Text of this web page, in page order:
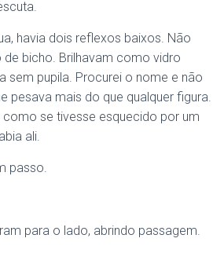
havia dois reflexos baixos. Não
bicho. Brilhavam como vidro
sem pupila. Procurei o nome e não
pesava mais do que qualquer figura.
como se tivesse esquecido por um
ali.
passo.
para o lado, abrindo passagem.